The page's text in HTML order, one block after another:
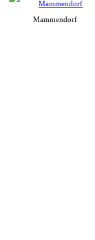
Mammendorf